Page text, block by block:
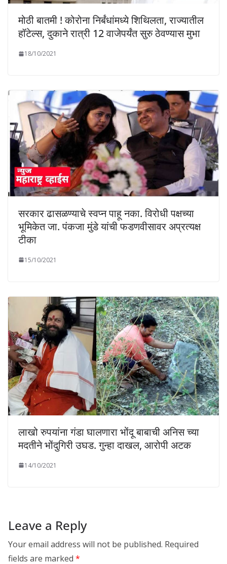
मोठी बातमी ! कोरोना निर्बंधांमध्ये शिथिलता, राज्यातील
हॉटेल्स, दुकाने रात्री 12 वाजेपर्यंत सुरु ठेवण्यास मुभा
18/10/2021
सरकार ढासळण्याचे स्वप्न पाहू नका. विरोधी पक्षच्या
भूमिकेत जा. पंकजा मुंडे यांची फडणवीसावर अप्रत्यक्ष
टीका
15/10/2021
लाखो रुपयांना गंडा घालणारा भोंदू बाबाची अनिस च्या
मदतीने भोंदुगिरी उघड. गुन्हा दाखल, आरोपी अटक
14/10/2021
Leave a Reply
Your email address will not be published. Required
fields are marked *